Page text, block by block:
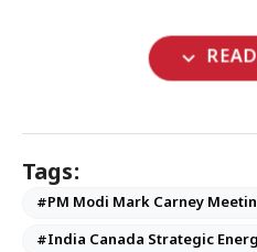
expand_more
Tags:
#PM Modi Mark Carney
#India Canada Strategic